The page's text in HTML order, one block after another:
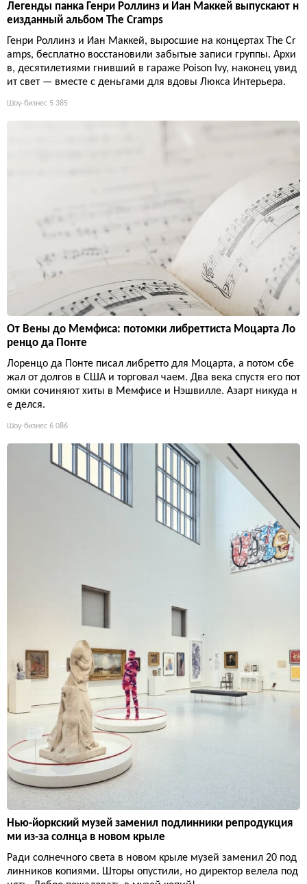
Легенды панка Генри Роллинз и Иан Маккей выпускают н
еизданный альбом The Cramps
Генри Роллинз и Иан Маккей, выросшие на концертах The Cr
amps, бесплатно восстановили забытые записи группы. Архи
в, десятилетиями гнивший в гараже Poison Ivy, наконец увид
ит свет — вместе с деньгами для вдовы Люкса Интерьера.
Шоу-бизнес 5 385
От Вены до Мемфиса: потомки либреттиста Моцарта Ло
ренцо да Понте
Лоренцо да Понте писал либретто для Моцарта, а потом сбе
жал от долгов в США и торговал чаем. Два века спустя его пот
омки сочиняют хиты в Мемфисе и Нэшвилле. Азарт никуда н
е делся.
Шоу-бизнес 6 086
Нью-йоркский музей заменил подлинники репродукция
ми из-за солнца в новом крыле
Ради солнечного света в новом крыле музей заменил 20 под
линников копиями. Шторы опустили, но директор велела под